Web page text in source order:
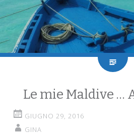
Le mie Maldive …
GIUGNO 29, 2016
GINA